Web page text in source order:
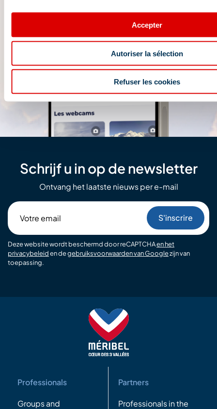
Accepter
Autoriser la sélection
Refuser les cookies
Schrijf u in op de newsletter
Ontvang het laatste nieuws per e-mail
email
Deze website wordt beschermd door reCAPTCHAen het
privacybeleiden degebruiksvoorwaarden van Googlezijn van
toepassing.
Professionals
Groups and
Partners
Professionals in the